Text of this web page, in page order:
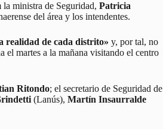
la ministra de Seguridad, Patricia
del área y los intendentes.
realidad de cada distrito» y, por tal, no
el martes a la mañana visitando el centro
Ritondo; el secretario de Seguridad de
(Lanús), Martín Insaurralde